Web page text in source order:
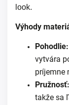
look.
Výhody
Pohodlie:
vytvára
príjemne
Pružnosť:
takže sa